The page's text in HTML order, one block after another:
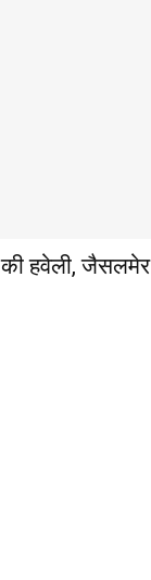
की हवेली, जैसलमेर